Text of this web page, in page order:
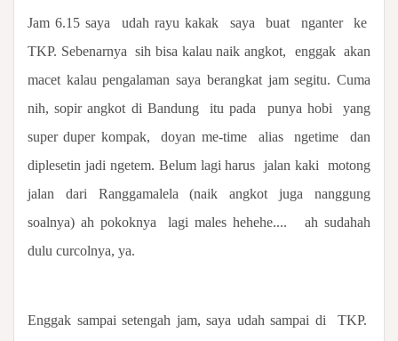
Jam 6.15 saya udah rayu kakak saya buat nganter
ke
TKP. Sebenarnya
sih bisa kalau naik angkot, enggak akan
macet kalau pengalaman saya berangkat jam segitu. Cuma
nih, sopir angkot di Bandung
itu pada punya hobi
yang
super duper kompak,
doyan me-time alias ngetime
dan
diplesetin jadi ngetem. Belum lagi harus
jalan kaki
motong
jalan dari Ranggamalela (naik angkot juga nanggung
soalnya) ah pokoknya
lagi males hehehe.... ah sudahah
dulu curcolnya, ya.
Enggak sampai setengah jam, saya udah sampai di
TKP.